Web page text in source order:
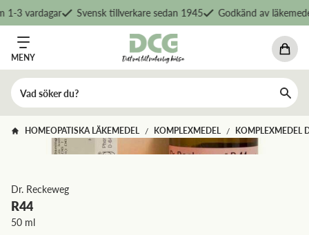
3 vardagar Svensk tillverkare sedan 1945 Godkänd av
MENY
HOMEOPATISKA LÄKEMEDEL / KOMPLEXMEDEL / KOMPLEXMEDEL
Dr. Reckeweg
R44
50 ml